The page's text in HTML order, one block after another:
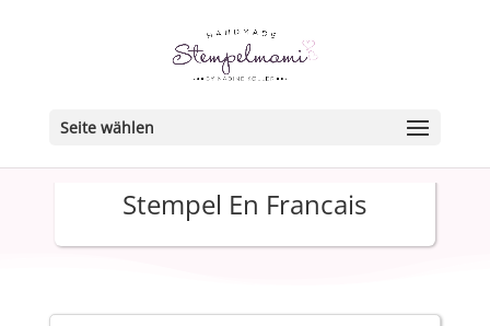
Seite wählen
Stempel En Francais